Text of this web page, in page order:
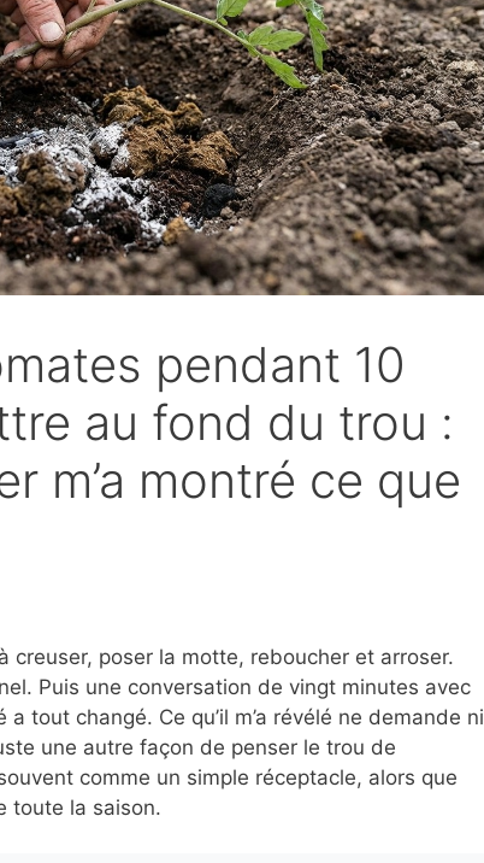
pendant 10
au fond du trou :
m’a montré ce que
creuser, poser la motte, reboucher et arroser.
Puis une conversation de vingt minutes avec
tout changé. Ce qu’il m’a révélé ne demande ni
une autre façon de penser le trou de
comme un simple réceptacle, alors que
toute la saison.